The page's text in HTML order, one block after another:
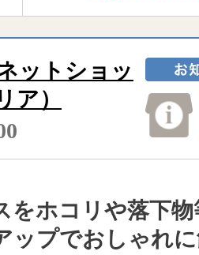
ットショッ
ア）
をホコリや落下物
ップでおしゃれ